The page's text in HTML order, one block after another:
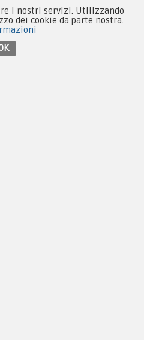
i nostri servizi. Utilizzando
dei cookie da parte nostra.